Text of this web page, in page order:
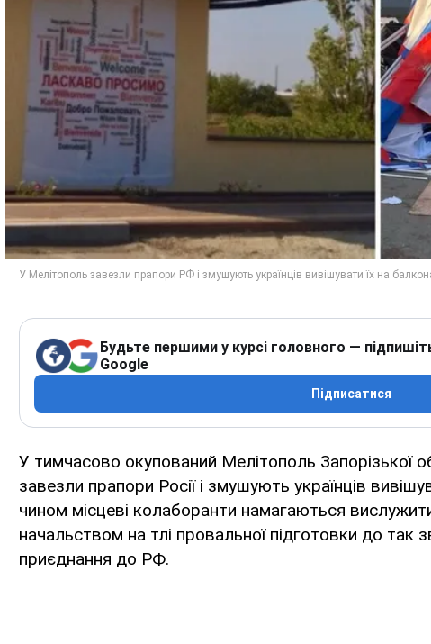
Будьте першими у курсі головного —
Google
Підписатися
У тимчасово окупований Мелітополь Запорізької
завезли прапори Росії і змушують українців
чином місцеві колаборанти намагаються
начальством на тлі провальної підготовки до так
приєднання до РФ.